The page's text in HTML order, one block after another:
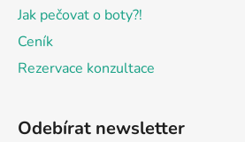
Jak pečovat o boty?!
Ceník
Rezervace konzultace
Odebírat newsletter